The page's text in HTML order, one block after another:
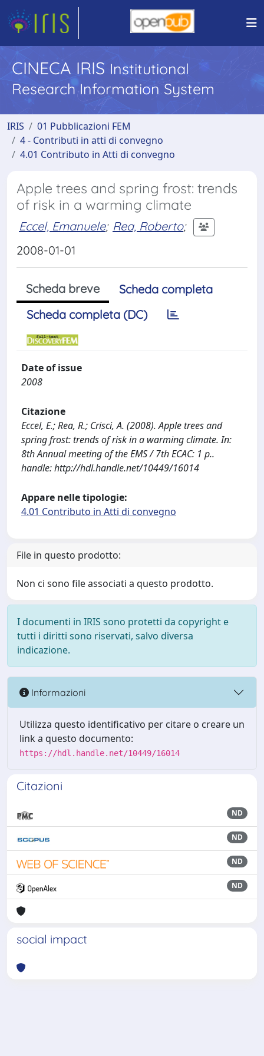
CINECA IRIS Institutional
Research Information System
IRIS
01 Pubblicazioni FEM
4 - Contributi in atti di convegno
4.01 Contributo in Atti di convegno
Apple trees and spring frost: trends
of risk in a warming climate
Eccel, Emanuele; Rea, Roberto;
2008-01-01
Scheda breve
Scheda completa
Scheda completa (DC)
Date of issue
2008
Citazione
Eccel, E.; Rea, R.; Crisci, A. (2008). Apple trees and
spring frost: trends of risk in a warming climate. In:
8th Annual meeting of the EMS / 7th ECAC: 1 p..
handle: http://hdl.handle.net/10449/16014
Appare nelle tipologie:
4.01 Contributo in Atti di convegno
File in questo prodotto:
Non ci sono file associati a questo prodotto.
I documenti in IRIS sono protetti da copyright e
tutti i diritti sono riservati, salvo diversa
indicazione.
Informazioni
Utilizza questo identificativo per citare o creare un
link a questo documento:
https://hdl.handle.net/10449/16014
Citazioni
ND
ND
ND
ND
social impact